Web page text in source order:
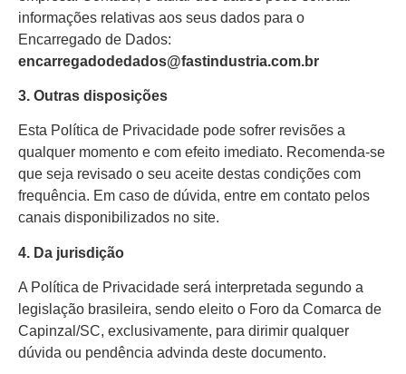
informações relativas aos seus dados para o
Encarregado de Dados:
encarregadodedados@fastindustria.com.br
3. Outras disposições
Esta Política de Privacidade pode sofrer revisões a
qualquer momento e com efeito imediato. Recomenda-se
que seja revisado o seu aceite destas condições com
frequência. Em caso de dúvida, entre em contato pelos
canais disponibilizados no site.
4. Da jurisdição
A Política de Privacidade será interpretada segundo a
legislação brasileira, sendo eleito o Foro da Comarca de
Capinzal/SC, exclusivamente, para dirimir qualquer
dúvida ou pendência advinda deste documento.